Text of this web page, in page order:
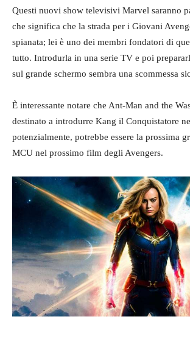
Questi nuovi show televisivi Marvel saranno
che significa che la strada per i Giovani
spianata; lei è uno dei membri fondatori di
tutto. Introdurla in una serie TV e poi
sul grande schermo sembra una scommessa
È interessante notare che Ant-Man and the
destinato a introdurre Kang il Conquistatore
potenzialmente, potrebbe essere la prossima
MCU nel prossimo film degli Avengers.